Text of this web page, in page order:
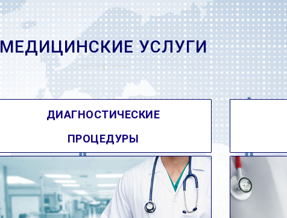
МЕДИЦИНСКИЕ УСЛУГИ
ДИАГНОСТИЧЕСКИЕ
ПРОЦЕДУРЫ